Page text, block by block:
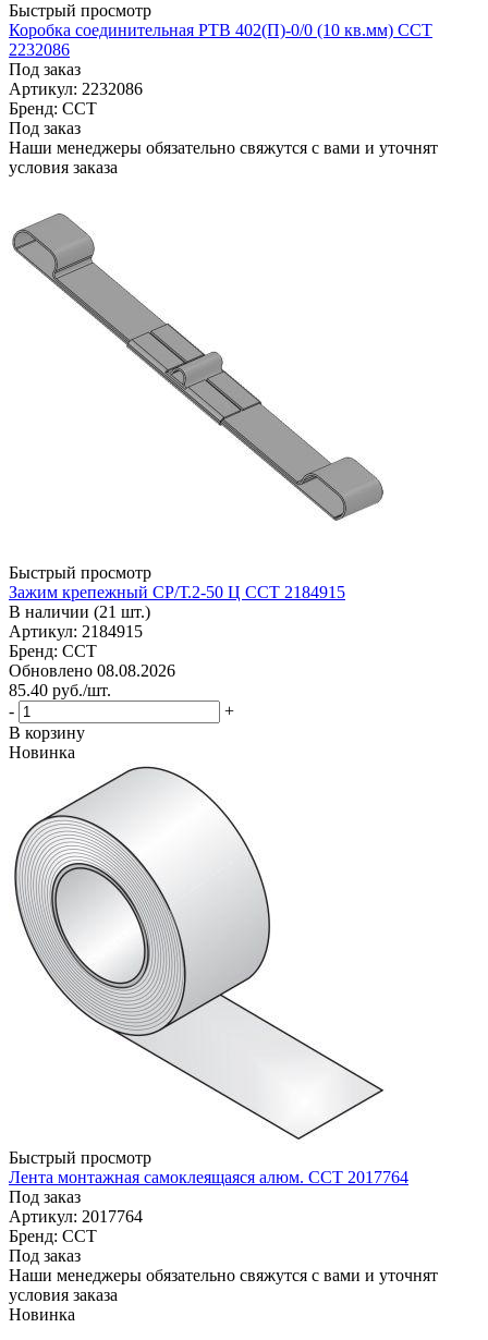
Быстрый просмотр
Коробка соединительная РТВ 402(П)-0/0 (10 кв.мм) ССТ
2232086
Под заказ
Артикул: 2232086
Бренд: ССТ
Под заказ
Наши менеджеры обязательно свяжутся с вами и уточнят
условия заказа
Быстрый просмотр
Зажим крепежный СР/Т.2-50 Ц ССТ 2184915
В наличии (21 шт.)
Артикул: 2184915
Бренд: ССТ
Обновлено 08.08.2026
85.40 руб./шт.
-
+
В корзину
Новинка
Быстрый просмотр
Лента монтажная самоклеящаяся алюм. ССТ 2017764
Под заказ
Артикул: 2017764
Бренд: ССТ
Под заказ
Наши менеджеры обязательно свяжутся с вами и уточнят
условия заказа
Новинка